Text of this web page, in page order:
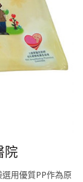
院
用優質PP作為原